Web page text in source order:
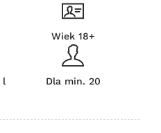
Wiek 18+
l
Dla min. 20